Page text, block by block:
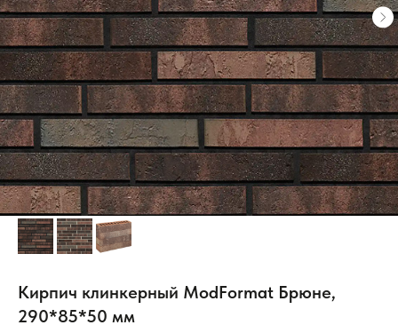
Кирпич клинкерный ModFormat Брюне,
290*85*50 мм